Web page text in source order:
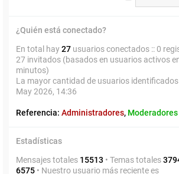
¿Quién está conectado?
En total hay27 usuarios conectados :: 0
27 invitados (basados en usuarios activos
minutos)
La mayor cantidad de usuarios
May 2026, 14:36
Referencia: Administradores,
Estadísticas
Mensajes totales 15513 • Temas totales
6575 • Nuestro usuario más reciente es